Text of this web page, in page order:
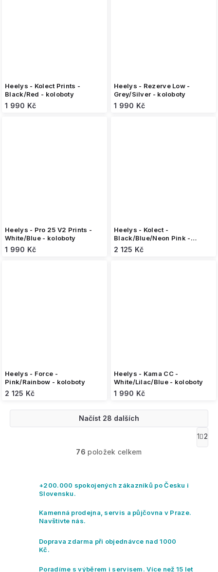
Heelys - Kolect Prints -
Black/Red - koloboty
1 990 Kč
Heelys - Rezerve Low -
Grey/Silver - koloboty
1 990 Kč
Heelys - Pro 25 V2 Prints -
White/Blue - koloboty
1 990 Kč
Heelys - Kolect -
Black/Blue/Neon Pink -
koloboty
2 125 Kč
Heelys - Force -
Pink/Rainbow - koloboty
2 125 Kč
Heelys - Kama CC -
White/Lilac/Blue - koloboty
1 990 Kč
l
a
p
k
y
ý
Načíst 28 dalších
t
1
2
76 položek celkem
+200.000 spokojených zákazníků po Česku i
Slovensku.
Kamenná prodejna, servis a půjčovna v Praze.
Navštivte nás.
Doprava zdarma při objednávce nad 1000
Kč.
Poradíme s výběrem i servisem. Více než 15 let